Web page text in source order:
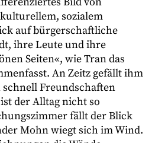
sozialem
auf bürgerschaftliche
ihre Leute und ihre
Seiten«, wie Tran das
An Zeitz gefällt ihm
Freundschaften
der Alltag nicht so
fällt der Blick
Mohn wiegt sich im Wind.